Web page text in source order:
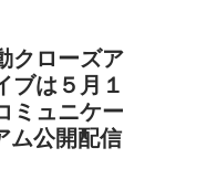
クローズア
ブは５月１
ュニケー
ム公開配信